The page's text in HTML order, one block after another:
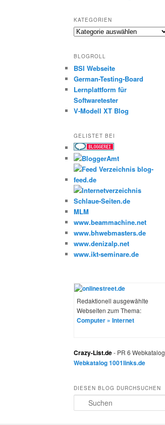
KATEGORIEN
Kategorien
BLOGROLL
BSI Webseite
German-Testing-Board
Lernplattform für
Softwaretester
V-Modell XT Blog
GELISTET BEI
MLM
www.beammachine.net
www.bhwebmasters.de
www.denizalp.net
www.ikt-seminare.de
Redaktionell ausgewählte
Webseiten zum Thema:
Computer » Internet
Crazy-List.de- PR 6 Webkatalog
Webkatalog 1001links.de
DIESEN BLOG DURCHSUCHEN
u